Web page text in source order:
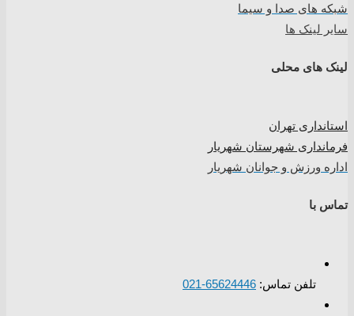
شبکه های صدا و سیما
سایر لینک ها
لینک های محلی
استانداری تهران
فرمانداری شهرستان شهریار
اداره ورزش و جوانان شهریار
تماس با
تلفن تماس: 65624446-021